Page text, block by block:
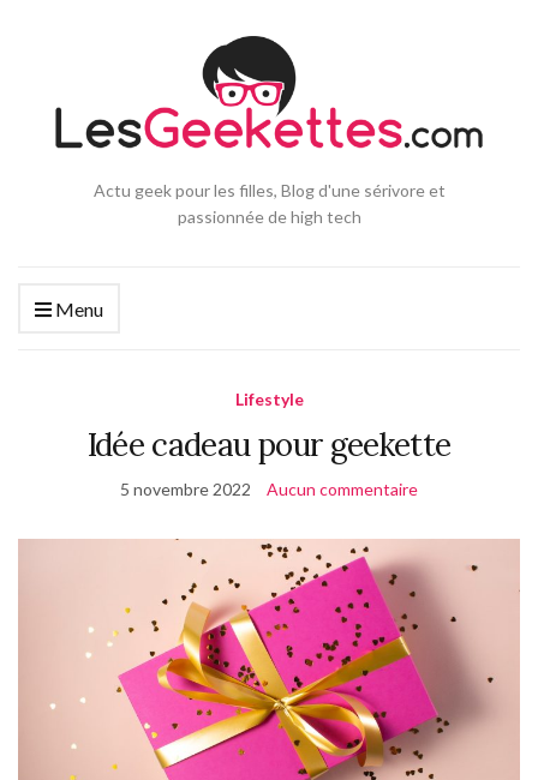
Actu geek pour les filles, Blog d'une sérivore et
passionnée de high tech
Menu
Lifestyle
Idée cadeau pour geekette
5 novembre 2022 Aucun commentaire